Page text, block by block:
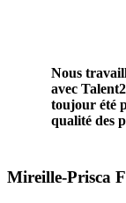
Nous
avec
toujour été
qualité des
Mireille-Prisca